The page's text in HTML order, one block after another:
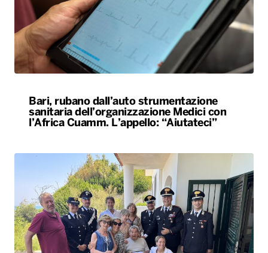
Bari, rubano dall’auto strumentazione
sanitaria dell’organizzazione Medici con
l’Africa Cuamm. L’appello: “Aiutateci”
Carabiniere compie 100 anni nel Foggiano,
festa con famiglia e colleghi